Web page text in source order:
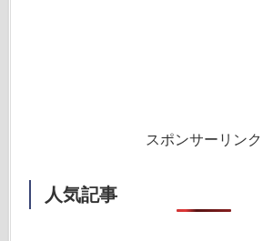
スポンサーリンク
人気記事